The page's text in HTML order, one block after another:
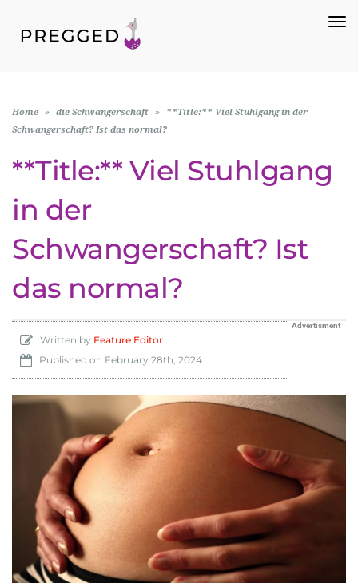
Home » die Schwangerschaft »
**Title:** Viel Stuhlgang in der
Schwangerschaft? Ist das normal?
**Title:** Viel Stuhlgang
in der
Schwangerschaft? Ist
das normal?
Advertisment
Written by Feature Editor
Published on February 28th, 2024